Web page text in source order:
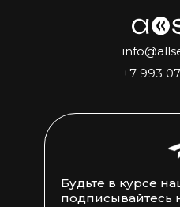
+7 993
Будьте в курсе
подписывайтесь